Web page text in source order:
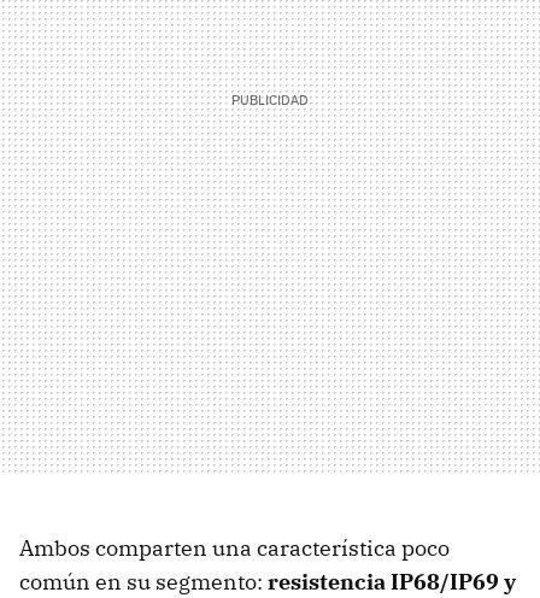
Ambos comparten una característica poco
común en su segmento: resistencia IP68/IP69 y